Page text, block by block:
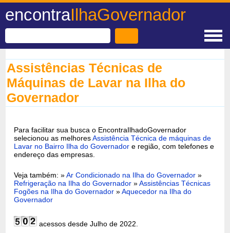
encontraIlhaGovernador
Assistências Técnicas de
Máquinas de Lavar na Ilha do
Governador
Para facilitar sua busca o EncontraIlhadoGovernador
selecionou as melhoresAssistência Técnica de máquinas de
Lavar no Bairro Ilha do Governador e região, com telefones e
endereço das empresas.
Veja também: »Ar Condicionado na Ilha do Governador »
Refrigeração na Ilha do Governador »Assistências Técnicas
Fogões na Ilha do Governador »Aquecedor na Ilha do
Governador
acessos desde Julho de 2022.